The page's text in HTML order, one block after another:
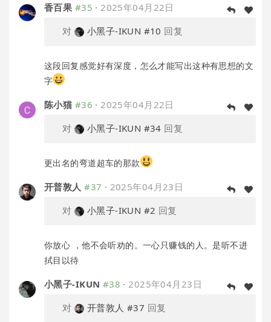
香百果 #35 ·2025年04月22日
对
小黑子-IKUN #10 回复
这段回复感觉好有深度，怎么才能写出这种有思想的文
字
陈小猫 #36 ·2025年04月22日
对
小黑子-IKUN #34 回复
更出名的弯道超车的那款
开普敦人 #37 · 2025年04月23日
对
小黑子-IKUN #2 回复
你放心 ，他不会听劝的。一心只赚钱的人。是听不进
拭目以待
小黑子-IKUN #38 ·2025年04月23日
对
开普敦人 #37 回复